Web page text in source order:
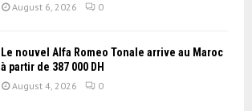
August 6, 2026 0
Le nouvel Alfa Romeo Tonale arrive au Maroc
à partir de 387 000 DH
August 4, 2026 0